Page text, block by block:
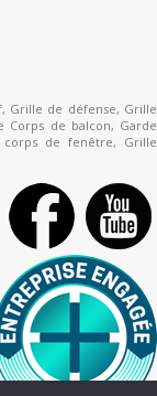
, Grille de défense, Grille
Corps de balcon, Garde
corps de fenêtre, Grille